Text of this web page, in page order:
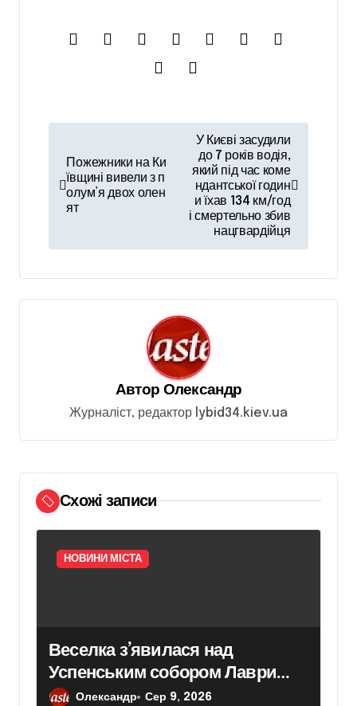
в
ц
с
і
в
Пожежники на Ки
ївщині вивели з п
олум’я двох олен
ят
У Києві засудили
до 7 років водія,
який під час коме
ндантської годин
и їхав 134 км/год
і смертельно збив
нацгвардійця
Автор Олександр
Журналіст, редактор lybid34.kiev.ua
Схожі записи
НОВИНИ МІСТА
Веселка з’явилася над
Успенським собором Лаври
після атаки дрона
Олександр Сер 9, 2026